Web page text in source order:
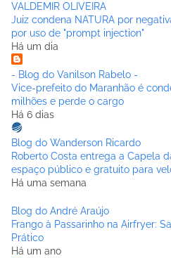
VALDEMIR OLIVEIRA
Juiz condena NATURA por
por uso de "prompt injection"
Há um dia
- Blog do Vanilson Rabelo -
Vice-prefeito do Maranhão é
milhões e perde o cargo
Há 6 dias
Blog do Wanderson Ricardo
Roberto Costa entrega a Capela
espaço público e gratuito para
Há uma semana
Blog do André Araújo
Frango à Passarinho na Airfryer:
Prático
Há um ano